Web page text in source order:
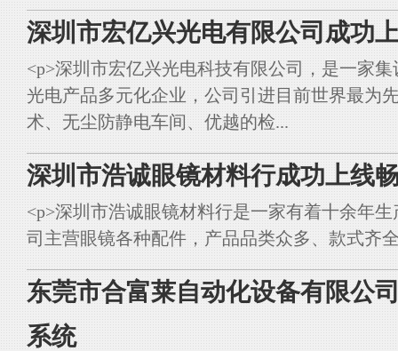
深圳市宏亿兴光电有限公司成功
<p>深圳市宏亿兴光电科技有限公司，是一家
光电产品多元化企业，公司引进目前世界最为
术、无尘防静电车间、优越的检...
深圳市浩诚眼镜材料行成功上线
<p>深圳市浩诚眼镜材料行是一家有着十余年
司主营眼镜各种配件，产品品类众多、款式齐
东莞市合富莱自动化设备有限公
系统